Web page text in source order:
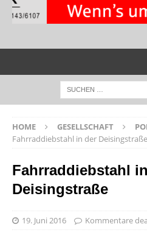
HOME GESELLSCHAFT
Fahrraddiebstahl in der Deisingstraße
Fahrraddiebstahl
Deisingstraße
19. Juni 2016 Kommentare